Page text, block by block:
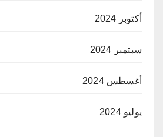
أكتوبر 2024
سبتمبر 2024
أغسطس 2024
يوليو 2024